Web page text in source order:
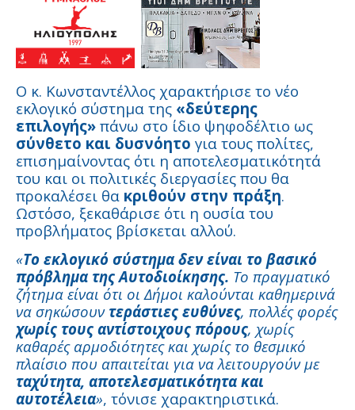
Ο κ. Κωνσταντέλλος χαρακτήρισε το νέο
εκλογικό σύστημα της «δεύτερης
επιλογής» πάνω στο ίδιο ψηφοδέλτιο ως
σύνθετο και δυσνόητο για τους πολίτες,
επισημαίνοντας ότι η αποτελεσματικότητά
του και οι πολιτικές διεργασίες που θα
προκαλέσει θα κριθούν στην πράξη.
Ωστόσο, ξεκαθάρισε ότι η ουσία του
προβλήματος βρίσκεται αλλού.
«Το εκλογικό σύστημα δεν είναι το βασικό
πρόβλημα της Αυτοδιοίκησης. Το πραγματικό
ζήτημα είναι ότι οι Δήμοι καλούνται καθημερινά
να σηκώσουν τεράστιες ευθύνες, πολλές φορές
χωρίς τους αντίστοιχους πόρους, χωρίς
καθαρές αρμοδιότητες και χωρίς το θεσμικό
πλαίσιο που απαιτείται για να λειτουργούν με
ταχύτητα, αποτελεσματικότητα και
αυτοτέλεια», τόνισε χαρακτηριστικά.